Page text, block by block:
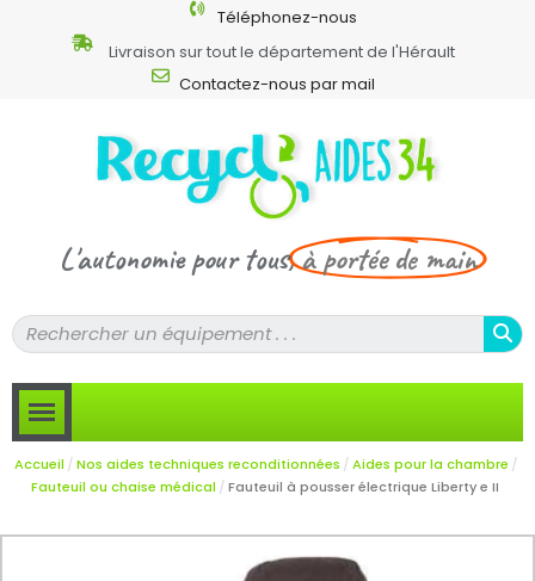
Téléphonez-nous
Livraison sur tout le département de l'Hérault
Contactez-nous par mail
L'autonomie pour tous,à portée de main
Accueil Nos aides techniques reconditionnées
Aides pour la chambre
Fauteuil ou chaise médical
Fauteuil à pousser électrique Liberty e II